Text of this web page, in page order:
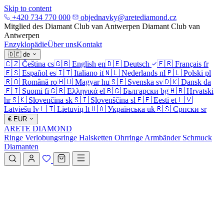
Skip to content
+420 734 770 000
objednavky@aretediamond.cz
Mitglied des Diamant Club van Antwerpen Diamant Club van
Antwerpen
EnzyklopädieÜber unsKontakt
🇩🇪 de
🇨🇿 Čeština cs🇬🇧 English en🇩🇪 Deutsch 🇫🇷 Français fr
🇪🇸 Español es🇮🇹 Italiano it🇳🇱 Nederlands nl🇵🇱 Polski pl
🇷🇴 Română ro🇭🇺 Magyar hu🇸🇪 Svenska sv🇩🇰 Dansk da
🇫🇮 Suomi fi🇬🇷 Ελληνικά el🇧🇬 Български bg🇭🇷 Hrvatski
hr🇸🇰 Slovenčina sk🇸🇮 Slovenščina sl🇪🇪 Eesti et🇱🇻
Latviešu lv🇱🇹 Lietuvių lt🇺🇦 Українська uk🇷🇸 Српски sr
€ EUR
ARETE DIAMOND
Ringe Verlobungsringe Halsketten Ohrringe Armbänder Schmuck
Diamanten